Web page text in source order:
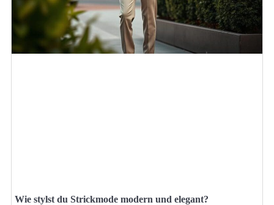
Wie stylst du Strickmode modern und elegant?